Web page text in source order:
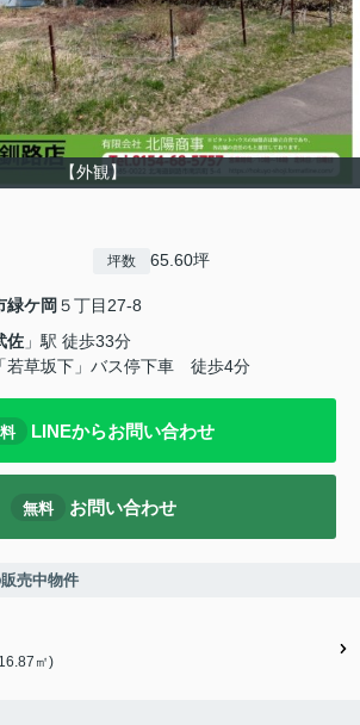
【外観】
坪数 65.60坪
緑ケ岡 ５丁目27-8
佐 」駅 徒歩33分
若草坂下」バス停下車 徒歩4分
LINEからお問い合わせ
無料 お問い合わせ
売中物件
㎡)